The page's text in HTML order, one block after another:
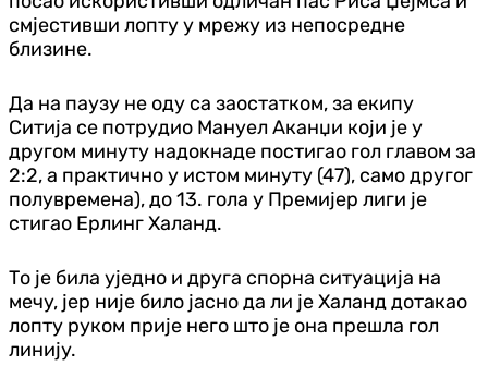
смјестивши лопту у мрежу из непосредне
близине.
Да на паузу не оду са заостатком, за екипу
Ситија се потрудио Мануел Аканџи који је у
другом минуту надокнаде постигао гол главом за
2:2, а практично у истом минуту (47), само другог
полувремена), до 13. гола у Премијер лиги је
стигао Ерлинг Халанд.
То је била уједно и друга спорна ситуација на
мечу, јер није било јасно да ли је Халанд дотакао
лопту руком прије него што је она прешла гол
линију.